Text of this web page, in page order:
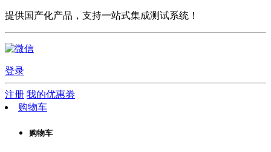
提供国产化产品，支持一站式集成测试系统！
登录
注册 我的优惠劵
购物车
购物车